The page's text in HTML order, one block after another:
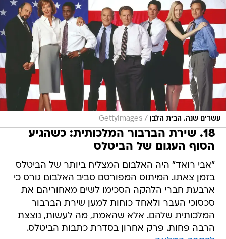
עשרים שנה. הבית הלבן /
GettyImages
18. שירת הברבור המלכותית: כשהגיע
הסוף העגום של הביטלס
"אבי רואד" היה האלבום המצליח ביותר של הביטלס
בזמן צאתו. המיתוס המפורסם סביב האלבום גורס כי
ארבעת חברי הלהקה הסכימו לשים מאחוריהם את
סכסוכי העבר ולאחד כוחות למען שירת הברבור
המלכותית שלהם. אלא שהאמת, מה לעשות, נוצצת
הרבה פחות. פרק אחרון בסדרת כתבות הביטלס.